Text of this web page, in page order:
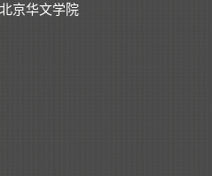
北京华文学院